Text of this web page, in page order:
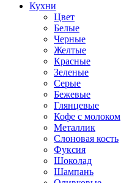
Кухни
Цвет
Белые
Черные
Желтые
Красные
Зеленые
Серые
Бежевые
Глянцевые
Кофе с молоком
Металлик
Слоновая кость
Фуксия
Шоколад
Шампань